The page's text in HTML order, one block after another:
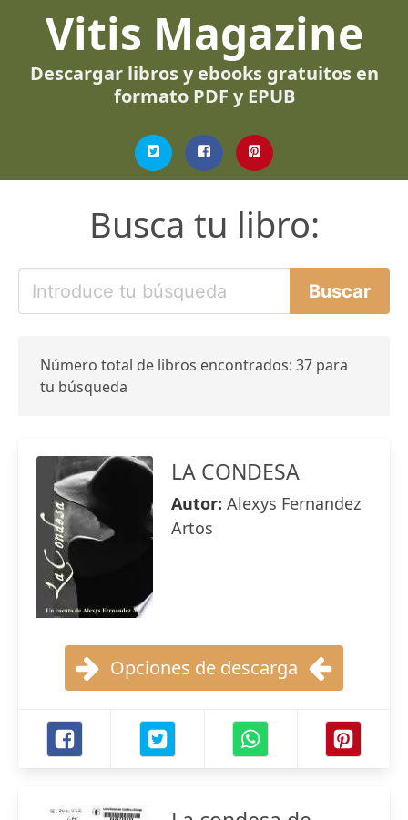
Vitis Magazine
Descargar libros y ebooks gratuitos en
formato PDF y EPUB
Busca tu libro:
Número total de libros encontrados: 37 para
tu búsqueda
LA CONDESA
Autor: Alexys Fernandez
Artos
Opciones de descarga